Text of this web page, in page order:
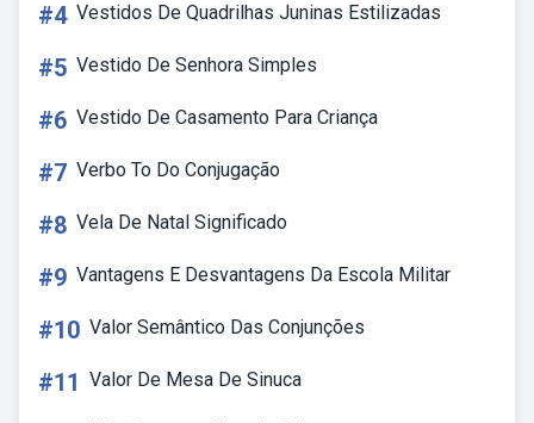
#4 Vestidos De Quadrilhas Juninas Estilizadas
#5 Vestido De Senhora Simples
#6 Vestido De Casamento Para Criança
#7 Verbo To Do Conjugação
#8 Vela De Natal Significado
#9 Vantagens E Desvantagens Da Escola Militar
#10 Valor Semântico Das Conjunções
#11 Valor De Mesa De Sinuca